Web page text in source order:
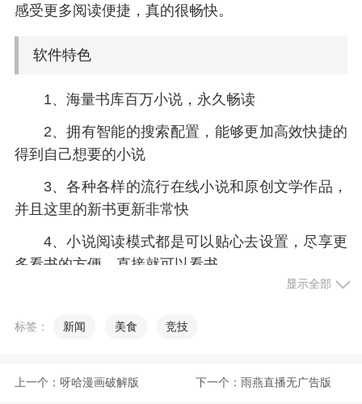
感受更多阅读便捷，真的很畅快。
软件特色
1、海量书库百万小说，永久畅读
2、拥有智能的搜索配置，能够更加高效快捷的
得到自己想要的小说
3、各种各样的流行在线小说和原创文学作品，
并且这里的新书更新非常快
4、小说阅读模式都是可以贴心去设置，尽享更
多看书的方便，直接就可以看书
说，满足“懂”的你
显示全部
标签： 新闻 美食 竞技
上一个： 呀哈漫画破解版 下一个： 雨燕直播无广告版